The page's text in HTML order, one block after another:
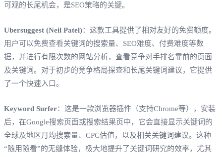
可观的长尾机会，是SEO策略的关键。
Ubersuggest (Neil Patel)：这款工具提供了相对友好的免费额度。
用户可以免费查看关键词的搜索量、SEO难度、付费难度等数
据，并进行有限次数的网站分析，查看竞争对手排名靠前的页面
及关键词。对于初步的竞争格局探查和长尾关键词建议，它提供
了一个快速入口。
Keyword Surfer：这是一款浏览器插件（支持Chrome等），安装
后，在Google搜索页面或搜索结果页中，它会直接显示关键词的
全球及地区月均搜索量、CPC估值，以及相关关键词建议。这种
“随用随看”的无缝体验，极大地提升了关键词研究的效率，尤其